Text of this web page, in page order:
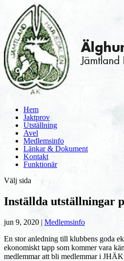
Hem
Jaktprov
Utställning
Avel
Medlemsinfo
Länkar & Dokument
Kontakt
Funktionär
Välj sida
Inställda utställningar
jun 9, 2020 | Medlemsinfo
En stor anledning till klubbens goda
ekonomiskt tapp som kommer vara
medlemmar att bli medlemmar i